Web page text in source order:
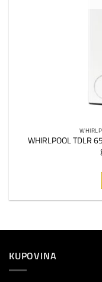
WHIRLPOOL TDLR
KUPOVINA